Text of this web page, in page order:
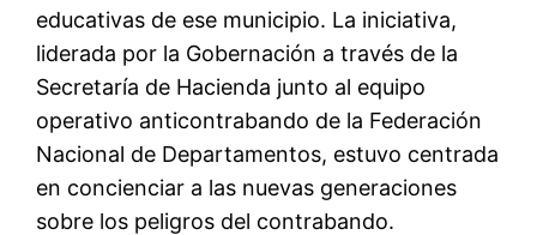
educativas de ese municipio. La iniciativa,
liderada por la Gobernación a través de la
Secretaría de Hacienda junto al equipo
operativo anticontrabando de la Federación
Nacional de Departamentos, estuvo centrada
en concienciar a las nuevas generaciones
sobre los peligros del contrabando.